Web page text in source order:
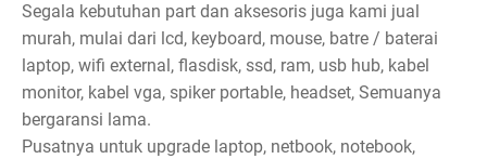
Segala kebutuhan part dan aksesoris juga kami jual
murah, mulai dari lcd, keyboard, mouse, batre / baterai
laptop, wifi external, flasdisk, ssd, ram, usb hub, kabel
monitor, kabel vga, spiker portable, headset, Semuanya
bergaransi lama.
Pusatnya untuk upgrade laptop, netbook, notebook,